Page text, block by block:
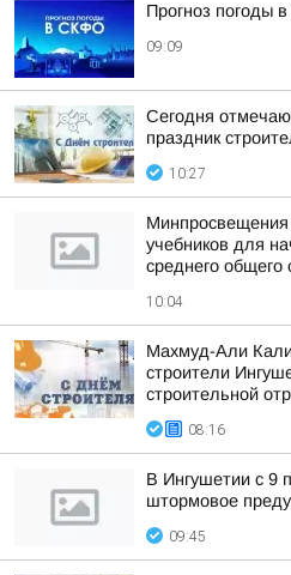
Прогноз погоды
09:09
Сегодня
праздник
10:27
Минпросвещения
учебников для
среднего общего
10:04
Махмуд-Али
строители
строительной
08:16
В Ингушетии с 9
штормовое
09:45